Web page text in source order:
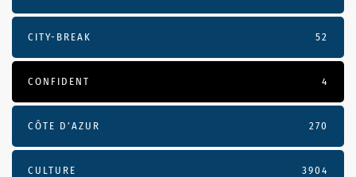
CITY-BREAK 52
CONFIDENT 4
CÔTE D’AZUR 270
CULTURE 3904